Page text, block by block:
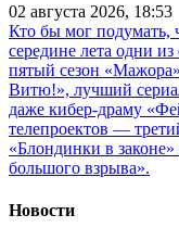
02 августа 2026, 18:53
Кто бы мог подумать,
середине лета одни
пятый сезон
Витю!», лучший
даже кибер-драму
телепроектов —
«Блондинки в
большого взрыва».
Новости